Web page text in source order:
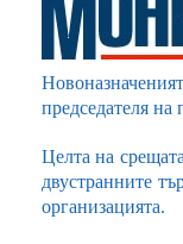
председателя
Целта на
двустранните
организацията.